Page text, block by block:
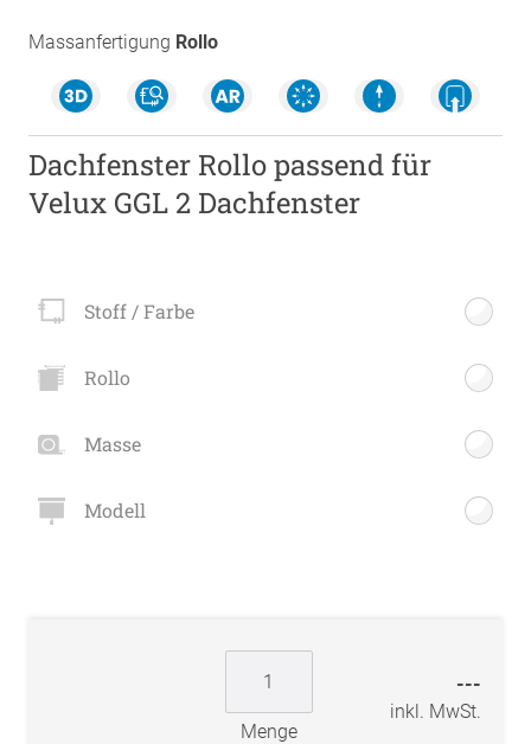
Massanfertigung Rollo
Dachfenster Rollo passend für
Velux GGL 2 Dachfenster
Stoff / Farbe
Rollo
Masse
Modell
Menge
---
inkl. MwSt.